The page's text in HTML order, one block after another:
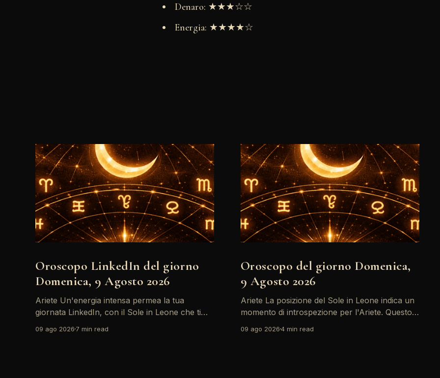
Denaro: ★★★☆☆
Energia: ★★★★☆
Oroscopo LinkedIn del giorno
Domenica, 9 Agosto 2026
Ariete Un'energia intensa permea la tua
giornata LinkedIn, con il Sole in Leone che ti
emozioni, amplificate dalla Luna in Gemelli,
09 ago 2026 7 min read
Oroscopo del giorno Domenica,
9 Agosto 2026
Ariete La posizione del Sole in Leone indica un
momento di introspezione per l'Ariete. Questo è
e desideri, soprattutto in ambito professionale.
09 ago 20264 min read